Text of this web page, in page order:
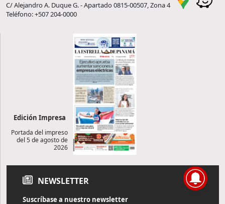
C/ Alejandro A. Duque G. - Apartado 0815-00507, Zona 4
Teléfono: +507 204-0000
Edición Impresa
Portada del impreso
del 5 de agosto de
2026
NEWSLETTER
Suscríbase a nuestro newsletter